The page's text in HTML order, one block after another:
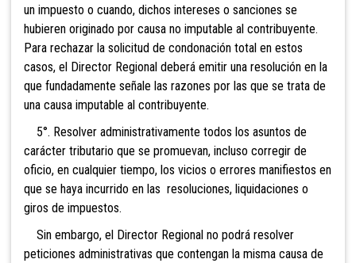
un impuesto o cuando, dichos intereses o sanciones se
hubieren originado por causa no imputable al contribuyente.
Para rechazar la solicitud de condonación total en estos
casos, el Director Regional deberá emitir una resolución en la
que fundadamente señale las razones por las que se trata de
una causa imputable al contribuyente.
5°. Resolver administrativamente todos los asuntos de
carácter tributario que se promuevan, incluso corregir de
oficio, en cualquier tiempo, los vicios o errores manifiestos en
que se haya incurrido en las resoluciones, liquidaciones o
giros de impuestos.
Sin embargo, el Director Regional no podrá resolver
peticiones administrativas que contengan la misma causa de